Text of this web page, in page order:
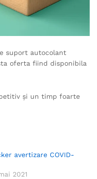
suport autocolant
oferta fiind disponibila
și un timp foarte
avertizare COVID-
2021